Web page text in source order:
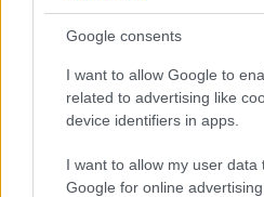
Google consents
I want to allow Google to
related to advertising like
device identifiers in apps.
I want to allow my user data
Google for online